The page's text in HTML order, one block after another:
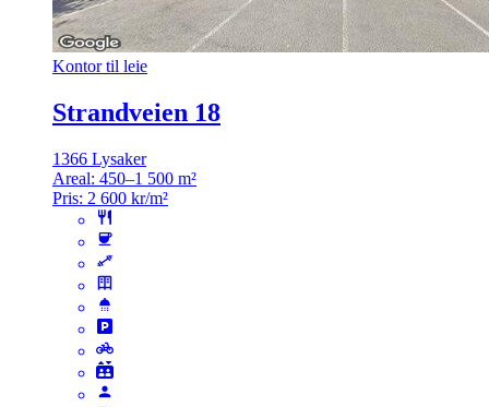
Kontor til leie
Strandveien 18
1366 Lysaker
Areal: 450–1 500 m²
Pris: 2 600 kr/m²